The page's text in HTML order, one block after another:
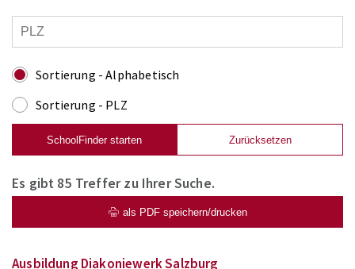
Sortierung - Alphabetisch
Sortierung - PLZ
SchoolFinder starten Zurücksetzen
Es gibt 85 Treffer zu Ihrer Suche.
als PDF speichern/drucken
Ausbildung Diakoniewerk Salzburg